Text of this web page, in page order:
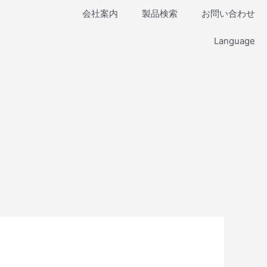
会社案内 製品検索 お問い合わせ
Language